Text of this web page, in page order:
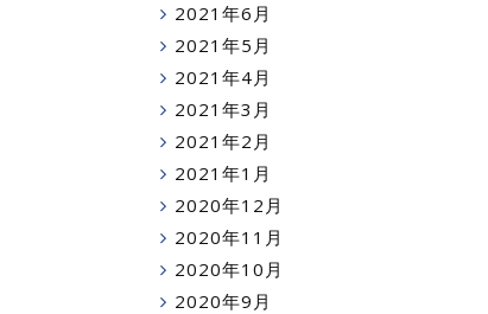
2021年6月
2021年5月
2021年4月
2021年3月
2021年2月
2021年1月
2020年12月
2020年11月
2020年10月
2020年9月